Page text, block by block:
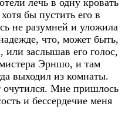
лечь в одну кровать
бы пустить его в
не разумней и уложила
что, может быть,
или заслышав его голос,
Эрншо, и там
выходил из комнаты.
Мне пришлось
и бессердечие меня